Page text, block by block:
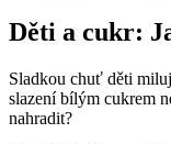
Děti a cukr:
Sladkou chuť děti
slazení bílým cukrem
nahradit?